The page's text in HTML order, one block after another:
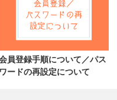
員登録手順について／パス
ワードの再設定について